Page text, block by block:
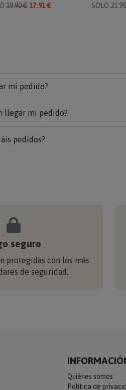
19.90 €17.91 €
SOLO
mi pedido?
llegar mi pedido?
pedidos?
seguro
protegidas con los más
de seguridad.
Quiénes somos
Política de